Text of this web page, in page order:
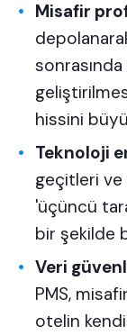
Misafir
hissini
Teknoloji
geçitleri ve
'üçüncü
bir şekilde
Veri
PMS,
otelin